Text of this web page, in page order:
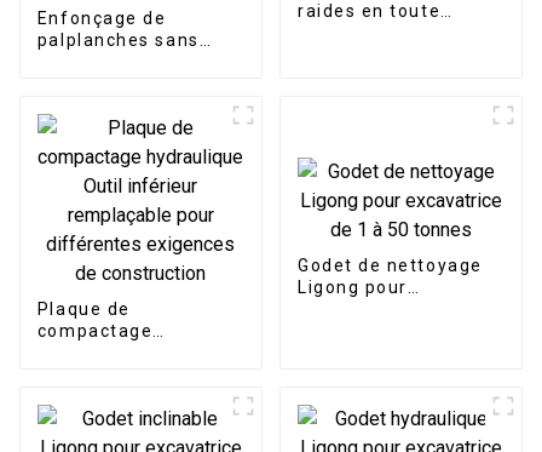
Enfonçage de
palplanches sans
effort pour les tâches
de développement
portuaire
raides en toute
Plaque de
compactage
exigences de
construction
Godet de nettoyage
Ligong pour